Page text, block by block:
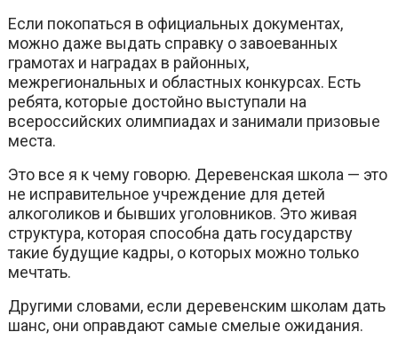
Если покопаться в официальных документах,
можно даже выдать справку о завоеванных
грамотах и наградах в районных,
межрегиональных и областных конкурсах. Есть
ребята, которые достойно выступали на
всероссийских олимпиадах и занимали призовые
места.
Это все я к чему говорю. Деревенская школа — это
не исправительное учреждение для детей
алкоголиков и бывших уголовников. Это живая
структура, которая способна дать государству
такие будущие кадры, о которых можно только
мечтать.
Другими словами, если деревенским школам дать
шанс, они оправдают самые смелые ожидания.